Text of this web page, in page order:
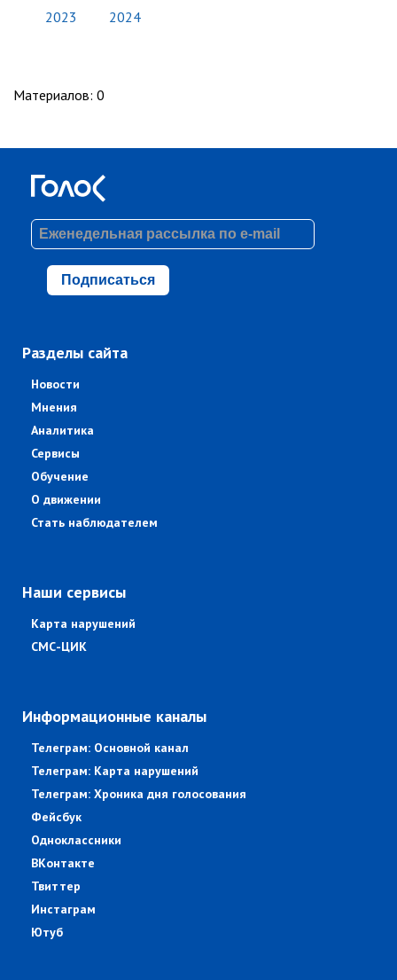
2023 2024
Материалов: 0
Подписаться
Разделы сайта
Новости
Мнения
Аналитика
Сервисы
Обучение
О движении
Стать наблюдателем
Наши сервисы
Карта нарушений
СМС-ЦИК
Информационные каналы
Телеграм: Основной канал
Телеграм: Карта нарушений
Телеграм: Хроника дня голосования
Фейсбук
Одноклассники
ВКонтакте
Твиттер
Инстаграм
Ютуб